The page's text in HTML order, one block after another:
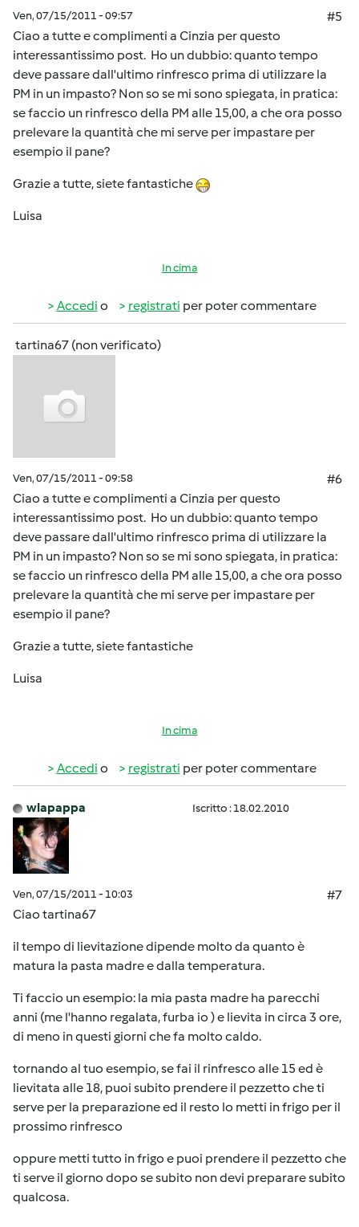
Ven, 07/15/2011 - 09:57
#5
Ciao a tutte e complimenti a Cinzia per questo
interessantissimo post. Ho un dubbio: quanto tempo
deve passare dall'ultimo rinfresco prima di utilizzare la
PM in un impasto? Non so se mi sono spiegata, in pratica:
se faccio un rinfresco della PM alle 15,00, a che ora posso
prelevare la quantità che mi serve per impastare per
esempio il pane?
Grazie a tutte, siete fantastiche
Luisa
In cima
Accedi o registrati per poter commentare
tartina67 (non verificato)
Ven, 07/15/2011 - 09:58
#6
Ciao a tutte e complimenti a Cinzia per questo
interessantissimo post. Ho un dubbio: quanto tempo
deve passare dall'ultimo rinfresco prima di utilizzare la
PM in un impasto? Non so se mi sono spiegata, in pratica:
se faccio un rinfresco della PM alle 15,00, a che ora posso
prelevare la quantità che mi serve per impastare per
esempio il pane?
Grazie a tutte, siete fantastiche
Luisa
In cima
Accedi o registrati per poter commentare
wlapappa Iscritto : 18.02.2010
Ven, 07/15/2011 - 10:03
#7
Ciao tartina67
il tempo di lievitazione dipende molto da quanto è
matura la pasta madre e dalla temperatura.
Ti faccio un esempio: la mia pasta madre ha parecchi
anni (me l'hanno regalata, furba io ) e lievita in circa 3 ore,
di meno in questi giorni che fa molto caldo.
tornando al tuo esempio, se fai il rinfresco alle 15 ed è
lievitata alle 18, puoi subito prendere il pezzetto che ti
serve per la preparazione ed il resto lo metti in frigo per il
prossimo rinfresco
oppure metti tutto in frigo e puoi prendere il pezzetto che
ti serve il giorno dopo se subito non devi preparare subito
qualcosa.